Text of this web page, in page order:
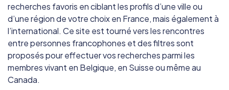
recherches favoris en ciblant les profils d’une ville ou
d’une région de votre choix en France, mais également à
l’international. Ce site est tourné vers les rencontres
entre personnes francophones et des filtres sont
proposés pour effectuer vos recherches parmi les
membres vivant en Belgique, en Suisse ou même au
Canada.